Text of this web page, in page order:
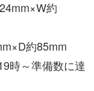
～準備数に達